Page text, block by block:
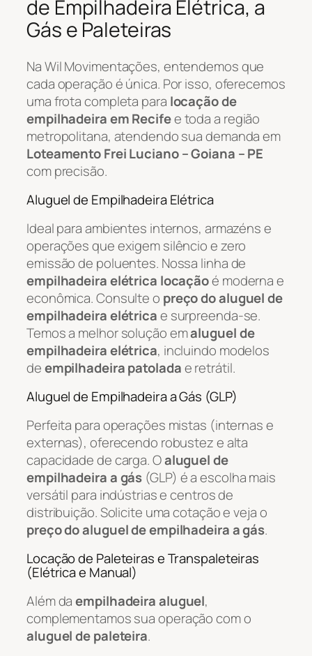
de Empilhadeira Elétrica, a
Gás e Paleteiras
Na Wil Movimentações, entendemos que
cada operação é única. Por isso, oferecemos
uma frota completa para locação de
empilhadeira em Recifee toda a região
metropolitana, atendendo sua demanda em
Loteamento Frei Luciano – Goiana – PE
com precisão.
Aluguel de Empilhadeira Elétrica
Ideal para ambientes internos, armazéns e
operações que exigem silêncio e zero
emissão de poluentes. Nossa linha de
empilhadeira elétrica locaçãoé moderna e
econômica. Consulte o preço do aluguel de
empilhadeira elétricae surpreenda-se.
Temos a melhor solução emaluguel de
empilhadeira elétrica, incluindo modelos
deempilhadeira patoladae retrátil.
Aluguel de Empilhadeira a Gás (GLP)
Perfeita para operações mistas (internas e
externas), oferecendo robustez e alta
capacidade de carga. Oaluguel de
empilhadeira a gás (GLP) é a escolha mais
versátil para indústrias e centros de
distribuição. Solicite uma cotação e veja o
preço do aluguel de empilhadeira a gás.
Locação de Paleteiras e Transpaleteiras
(Elétrica e Manual)
Além daempilhadeira aluguel,
complementamos sua operação com o
aluguel de paleteira.